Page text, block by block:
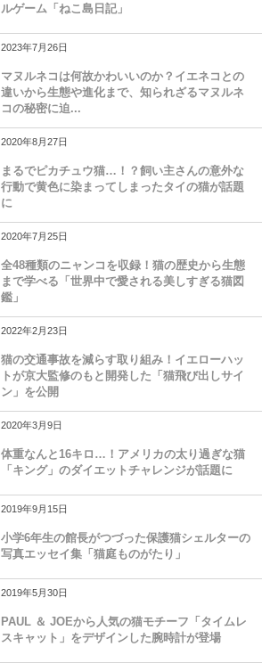
ルゲーム「ねこ島日記」
2023年7月26日
マヌルネコは何故かわいいのか？イエネコとの
違いから生態や進化まで、知られざるマヌルネ
コの秘密に迫...
2020年8月27日
まるでピカチュウ猫…！？飼い主さんの意外な
行動で黄色に染まってしまったタイの猫が話題
に
2020年7月25日
全48種類のニャンコを収録！猫の歴史から生態
まで学べる「世界中で愛される美しすぎる猫図
鑑」
2022年2月23日
猫の交通事故を減らす取り組み！イエローハッ
トが京大監修のもと開発した「猫飛び出しサイ
ン」を公開
2020年3月9日
体重なんと16キロ…！アメリカの太り過ぎな猫
「キング」のダイエットチャレンジが話題に
2019年9月15日
小学6年生の館長がつづった保護猫シェルターの
写真エッセイ集「猫庭ものがたり」
2019年5月30日
PAUL ＆ JOEから人気の猫モチーフ「タイムレ
スキャット」をデザインした腕時計が登場